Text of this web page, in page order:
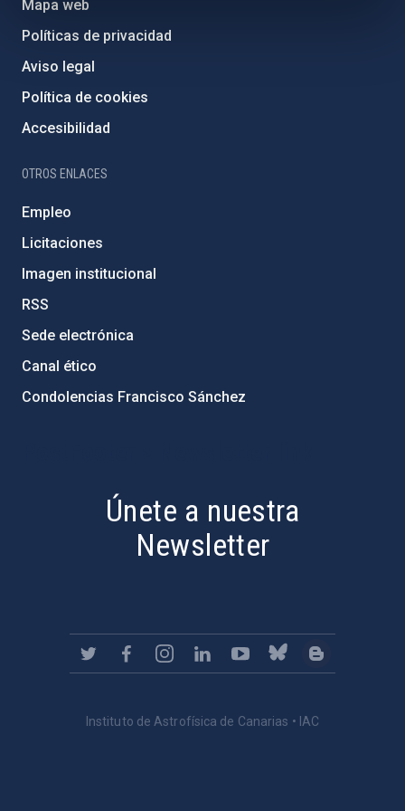
Mapa web
Políticas de privacidad
Aviso legal
Política de cookies
Accesibilidad
OTROS ENLACES
Empleo
Licitaciones
Imagen institucional
RSS
Sede electrónica
Canal ético
Condolencias Francisco Sánchez
Únete a nuestra
Newsletter
Instituto de Astrofísica de Canarias • IAC